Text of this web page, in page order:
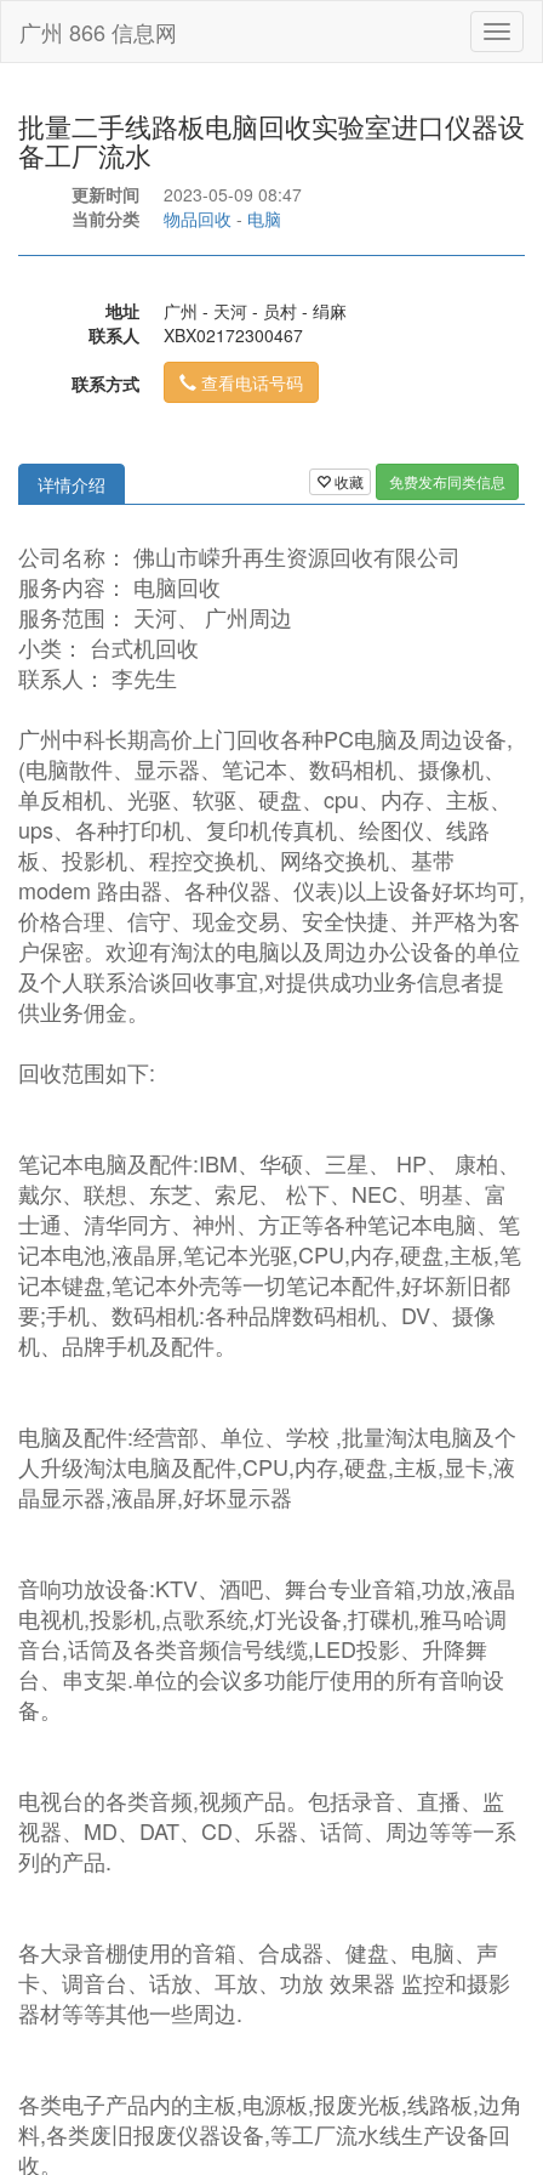
广州 866 信息网
批量二手线路板电脑回收实验室进口仪器设
备工厂流水
更新时间
2023-05-09 08:47
当前分类
物品回收 - 电脑
地址
广州 - 天河 - 员村 - 绢麻
联系人
XBX02172300467
联系方式
查看电话号码
收藏 免费发布同类信息
详情介绍
公司名称： 佛山市嵘升再生资源回收有限公司
服务内容： 电脑回收
服务范围： 天河、 广州周边
小类： 台式机回收
联系人： 李先生
广州中科长期高价上门回收各种PC电脑及周边设备,
(电脑散件、显示器、笔记本、数码相机、摄像机、
单反相机、光驱、软驱、硬盘、cpu、内存、主板、
ups、各种打印机、复印机传真机、绘图仪、线路
板、投影机、程控交换机、网络交换机、基带
modem 路由器、各种仪器、仪表)以上设备好坏均可,
价格合理、信守、现金交易、安全快捷、并严格为客
户保密。欢迎有淘汰的电脑以及周边办公设备的单位
及个人联系洽谈回收事宜,对提供成功业务信息者提
供业务佣金。
回收范围如下:
笔记本电脑及配件:IBM、华硕、三星、 HP、 康柏、
戴尔、联想、东芝、索尼、 松下、NEC、明基、富
士通、清华同方、神州、方正等各种笔记本电脑、笔
记本电池,液晶屏,笔记本光驱,CPU,内存,硬盘,主板,笔
记本键盘,笔记本外壳等一切笔记本配件,好坏新旧都
要;手机、数码相机:各种品牌数码相机、DV、摄像
机、品牌手机及配件。
电脑及配件:经营部、单位、学校 ,批量淘汰电脑及个
人升级淘汰电脑及配件,CPU,内存,硬盘,主板,显卡,液
晶显示器,液晶屏,好坏显示器
音响功放设备:KTV、酒吧、舞台专业音箱,功放,液晶
电视机,投影机,点歌系统,灯光设备,打碟机,雅马哈调
音台,话筒及各类音频信号线缆,LED投影、升降舞
台、串支架.单位的会议多功能厅使用的所有音响设
备。
电视台的各类音频,视频产品。包括录音、直播、监
视器、MD、DAT、CD、乐器、话筒、周边等等一系
列的产品.
各大录音棚使用的音箱、合成器、健盘、电脑、声
卡、调音台、话放、耳放、功放 效果器 监控和摄影
器材等等其他一些周边.
各类电子产品内的主板,电源板,报废光板,线路板,边角
料,各类废旧报废仪器设备,等工厂流水线生产设备回
收。